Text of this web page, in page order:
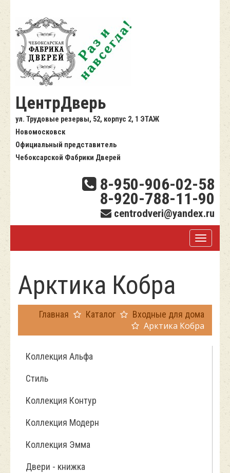
ЦентрДверь
ул. Трудовые резервы, 52, корпус 2, 1 ЭТАЖ
Новомосковск
Официальный представитель
Чебоксарской Фабрики Дверей
8-950-906-02-58
8-920-788-11-90
centrodveri@yandex.ru
Арктика Кобра
Главная Каталог Входные для дома
Арктика Кобра
Коллекция Альфа
Стиль
Коллекция Контур
Коллекция Модерн
Коллекция Эмма
Двери - книжка